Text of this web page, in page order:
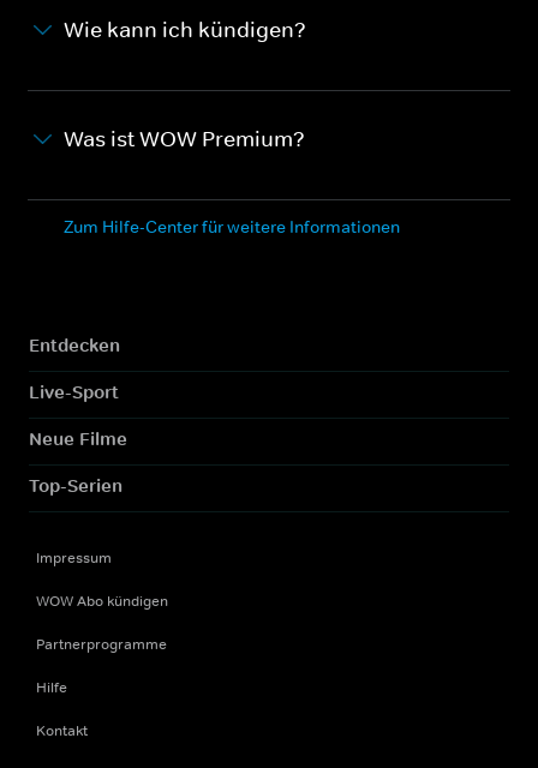
Wie kann ich kündigen?
Was ist WOW Premium?
Zum Hilfe-Center für weitere Informationen
Entdecken
Live-Sport
Neue Filme
Top-Serien
Impressum
WOW Abo kündigen
Partnerprogramme
Hilfe
Kontakt